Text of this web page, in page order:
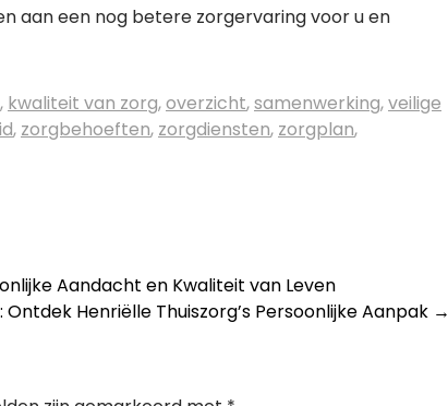
aan een nog betere zorgervaring voor u en
, kwaliteit van zorg,overzicht,samenwerking,veilige
, zorgbehoeften, zorgdiensten, zorgplan,
Aandacht en Kwaliteit van Leven
Henriëlle Thuiszorg’s Persoonlijke Aanpak →